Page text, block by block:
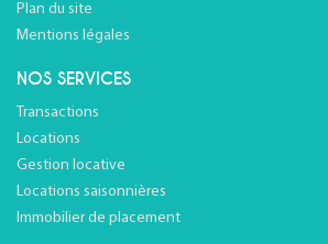
Plan du site
Mentions légales
NOS SERVICES
Transactions
Locations
Gestion locative
Locations saisonnières
Immobilier de placement